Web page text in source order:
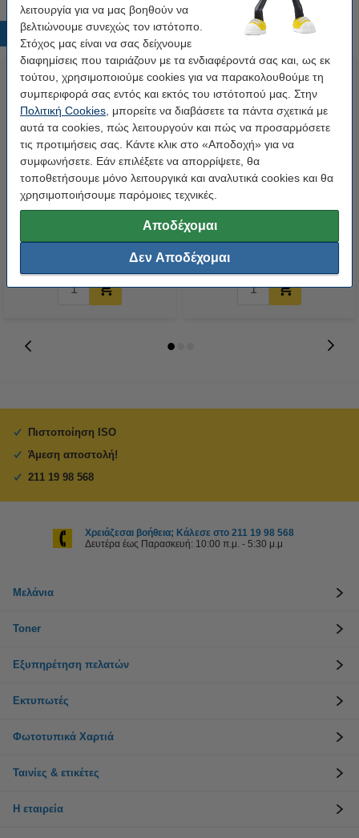
λειτουργία για να μας βοηθούν να
βελτιώνουμε συνεχώς τον ιστότοπο.
Στόχος μας είναι να σας δείχνουμε
διαφημίσεις που ταιριάζουν με τα ενδιαφέροντά σας και, ως εκ
τούτου, χρησιμοποιούμε cookies για να παρακολουθούμε τη
συμπεριφορά σας εντός και εκτός του ιστότοπού μας. Στην
Πολιτική Cookies , μπορείτε να διαβάσετε τα πάντα σχετικά με
αυτά τα cookies, πώς λειτουργούν και πώς να προσαρμόσετε
τις προτιμήσεις σας. Κάντε κλικ στο «Αποδοχή» για να
συμφωνήσετε. Εάν επιλέξετε να απορρίψετε, θα
τοποθετήσουμε μόνο λειτουργικά και αναλυτικά cookies και θα
χρησιμοποιήσουμε παρόμοιες τεχνικές.
Αποδέχομαι
Δεν Αποδέχομαι
Δημοφιλή προϊόντα
Headset H110 Logitech Ανθρακί
8,90 € Συμπ. 24% ΦΠΑ
Ηχεία Logitech 2.1 Z313 Black
58,90 € Συμπ. 24% ΦΠΑ
Πιστοποίηση ISO
Άμεση αποστολή!
211 19 98 568
Χρειάζεσαι βοήθεια; Κάλεσε στο 211 19 98 568
Δευτέρα έως Παρασκευή: 10:00 π.μ. - 5:30 μ.μ
Μελάνια
Toner
Εξυπηρέτηση πελατών
Εκτυπωτές
Φωτοτυπικά Χαρτιά
Ταινίες & ετικέτες
Η εταιρεία